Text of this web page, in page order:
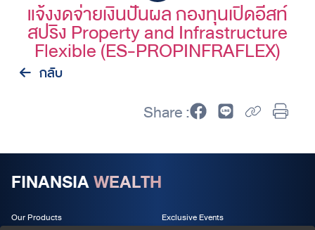
แจ้งงดจ่ายเงินปันผล กองทุนเปิดอีสท์
สปริง Property and Infrastructure
Flexible (ES-PROPINFRAFLEX)
กลับ
Share :
FINANSIAWEALTH
Our Products Exclusive Events